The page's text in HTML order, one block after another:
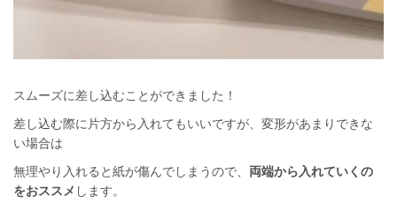
スムーズに差し込むことができました！
差し込む際に片方から入れてもいいですが、変形があまりできな
い場合は
無理やり入れると紙が傷んでしまうので、 両端から入れていくの
をおススメ します。